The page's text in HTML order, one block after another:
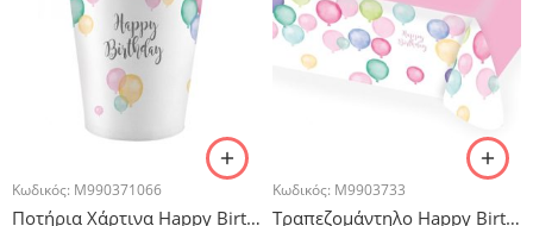
Κωδικός: M990371066
Ποτήρια Χάρτινα Happy Birthday Balloons 250ml – 8τμχ.
Κωδικός: M9903733
Τραπεζομάντηλο Happy Birthday Balloons